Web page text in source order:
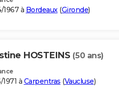
à Bordeaux(Gironde)
HOSTEINS (50 ans)
à Carpentras (Vaucluse)